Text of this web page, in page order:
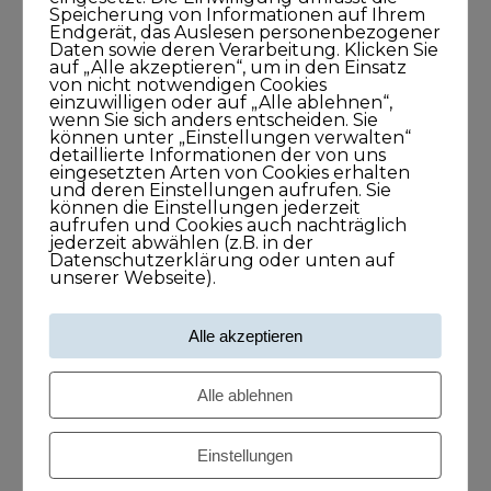
Kategorien
Blog
KUNDISCHgedacht
KUNDISCHimpuls
KUNDISCHkonkret
KUNDISCHleben
Speicherung von Informationen auf Ihrem
Endgerät, das Auslesen personenbezogener
Daten sowie deren Verarbeitung. Klicken Sie
auf „Alle akzeptieren“, um in den Einsatz
von nicht notwendigen Cookies
einzuwilligen oder auf „Alle ablehnen“,
wenn Sie sich anders entscheiden. Sie
können unter „Einstellungen verwalten“
detaillierte Informationen der von uns
eingesetzten Arten von Cookies erhalten
und deren Einstellungen aufrufen. Sie
können die Einstellungen jederzeit
aufrufen und Cookies auch nachträglich
jederzeit abwählen (z.B. in der
Datenschutzerklärung oder unten auf
unserer Webseite).
Alle akzeptieren
Alle ablehnen
Einstellungen